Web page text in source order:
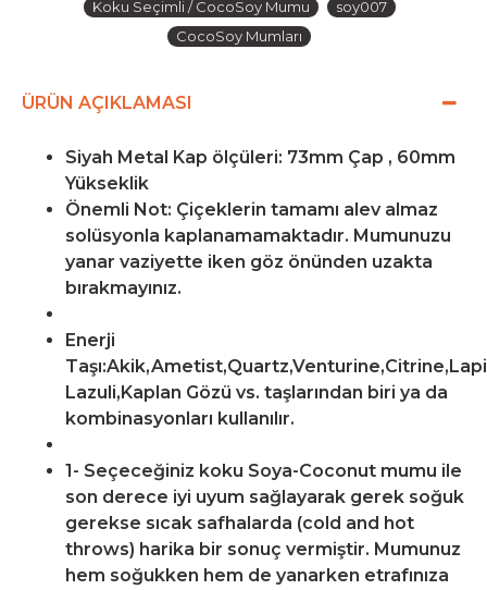
Koku Seçimli / CocoSoy Mumu
soy007
CocoSoy Mumları
ÜRÜN AÇIKLAMASI
Siyah Metal Kap ölçüleri: 73mm Çap , 60mm
Yükseklik
Önemli Not: Çiçeklerin tamamı alev almaz
solüsyonla kaplanamamaktadır. Mumunuzu
yanar vaziyette iken göz önünden uzakta
bırakmayınız.
Enerji
Lazuli,Kaplan Gözü vs. taşlarından biri ya da
kombinasyonları kullanılır.
1- Seçeceğiniz koku Soya-Coconut mumu ile
son derece iyi uyum sağlayarak gerek soğuk
gerekse sıcak safhalarda (cold and hot
throws) harika bir sonuç vermiştir. Mumunuz
hem soğukken hem de yanarken etrafınıza